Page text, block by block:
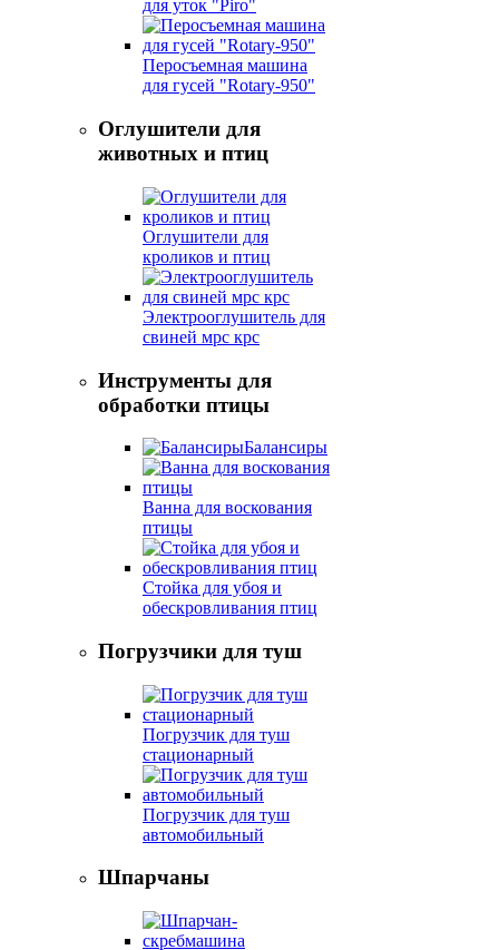
для уток "Piro"
Перосъемная машина
для гусей "Rotary-950"
Оглушители для
животных и птиц
Оглушители для
кроликов и птиц
Электрооглушитель для
свиней мрс крс
Инструменты для
обработки птицы
Балансиры
Ванна для воскования
птицы
Стойка для убоя и
обескровливания птиц
Погрузчики для туш
Погрузчик для туш
стационарный
Погрузчик для туш
автомобильный
Шпарчаны